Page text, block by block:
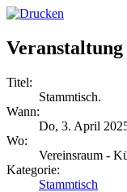
Veranstaltung
Titel:
Stammtisch.
Wann:
Do, 3. April
Wo:
Vereinsraum -
Kategorie:
Stammtisch